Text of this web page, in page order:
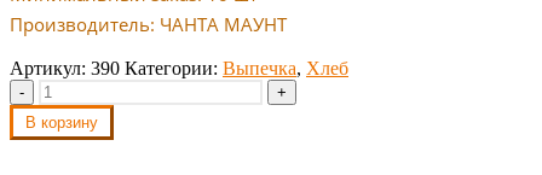
Производитель: ЧАНТА МАУНТ
Артикул: 390 Категории: Выпечка, Хлеб
-
+
В корзину